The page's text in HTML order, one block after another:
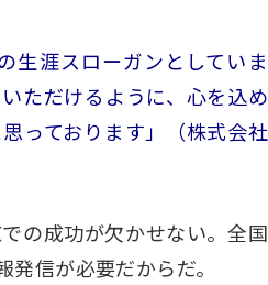
生涯スローガンとしていま
ただけるように、心を込め
っております」（株式会社
の成功が欠かせない。全国
信が必要だからだ。